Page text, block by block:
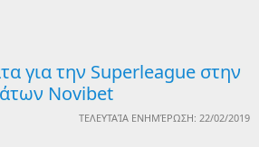
για την Superleague στην
Novibet
ΤΕΛΕΥΤΑΊΑ ΕΝΗΜΈΡΩΣΗ: 22/02/2019